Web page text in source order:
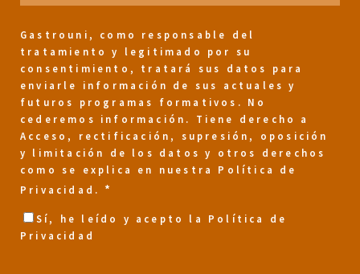
Gastrouni , como responsable del
tratamiento y legitimado por su
consentimiento, tratará sus datos para
enviarle información de sus actuales y
futuros programas formativos. No
cederemos información. Tiene derecho a
Acceso, rectificación, supresión, oposición
y limitación de los datos y otros derechos
como se explica en nuestra Política de
Privacidad . *
Sí, he leído y acepto la Política de
Privacidad